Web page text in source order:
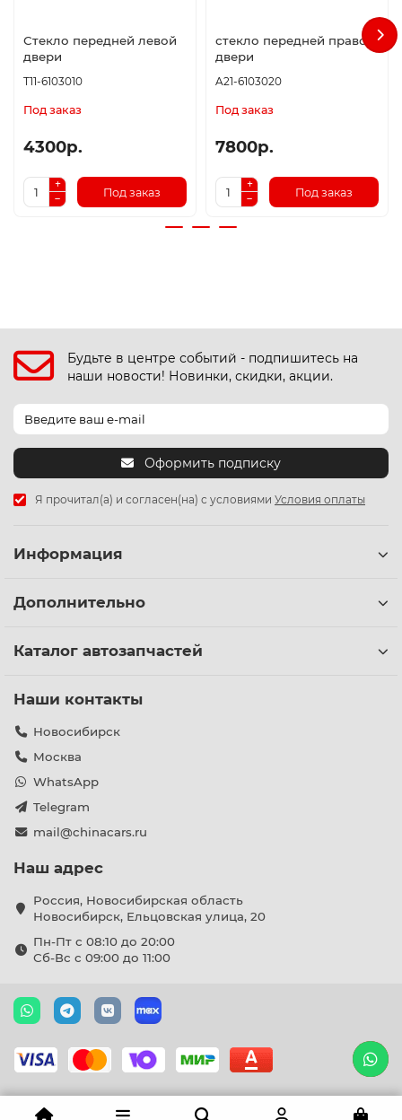
Стекло передней левой
двери
T11-6103010
Под заказ
4300р.
Под заказ
стекло передней правой
двери
A21-6103020
Под заказ
7800р.
Под заказ
Будьте в центре событий - подпишитесь на
наши новости! Новинки, скидки, акции.
Оформить подписку
Я прочитал(а) и согласен(на) с условиями Условия оплаты
Информация
Дополнительно
Каталог автозапчастей
Наши контакты
Новосибирск
Москва
WhatsApp
Telegram
mail@chinacars.ru
Наш адрес
Россия, Новосибирская область
Новосибирск, Ельцовская улица, 20
Пн-Пт с 08:10 до 20:00
Сб-Вс с 09:00 до 11:00